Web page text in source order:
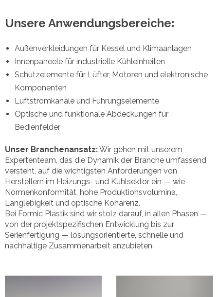
Unsere Anwendungsbereiche:
Außenverkleidungen für Kessel und Klimaanlagen
Innenpaneele für industrielle Kühleinheiten
Schutzelemente für Lüfter, Motoren und elektronische
Komponenten
Luftstromkanäle und Führungselemente
Optische und funktionale Abdeckungen für
Bedienfelder
Unser Branchenansatz:Wir gehen mit unserem
Expertenteam, das die Dynamik der Branche umfassend
versteht, auf die wichtigsten Anforderungen von
Herstellern im Heizungs- und Kühlsektor ein — wie
Normenkonformität, hohe Produktionsvolumina,
Langlebigkeit und optische Kohärenz.
Bei Formic Plastik sind wir stolz darauf, in allen Phasen —
von der projektspezifischen Entwicklung bis zur
Serienfertigung — lösungsorientierte, schnelle und
nachhaltige Zusammenarbeit anzubieten.